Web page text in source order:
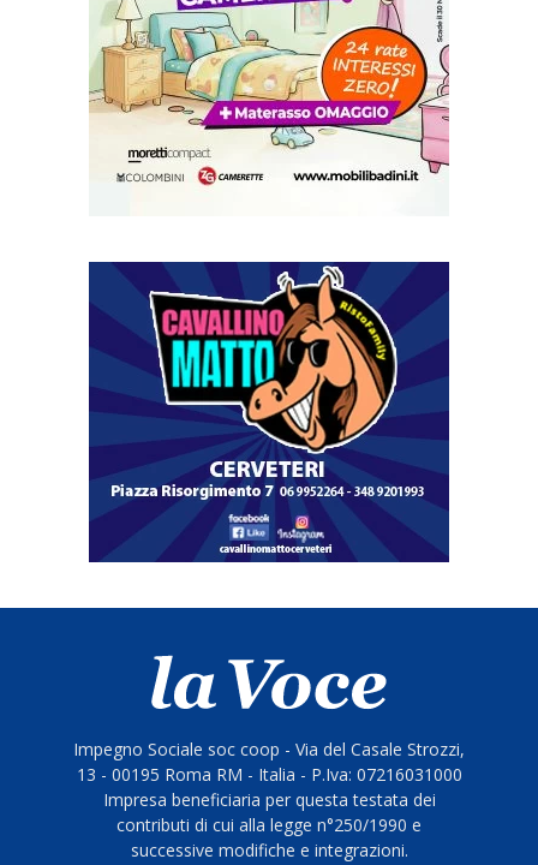
Impegno Sociale soc coop - Via del Casale Strozzi,
13 - 00195 Roma RM - Italia - P.Iva: 07216031000
Impresa beneficiaria per questa testata dei
contributi di cui alla legge n°250/1990 e
successive modifiche e integrazioni.